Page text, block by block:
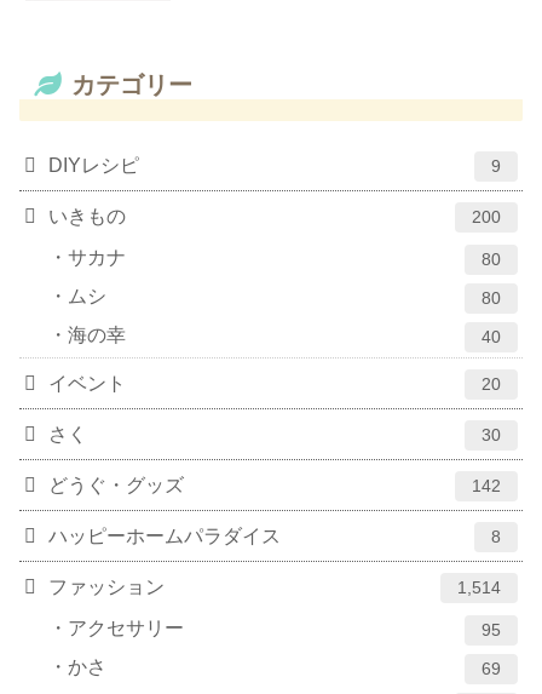
カテゴリー
DIYレシピ 9
いきもの 200
サカナ 80
ムシ 80
海の幸 40
イベント 20
さく 30
どうぐ・グッズ 142
ハッピーホームパラダイス 8
ファッション 1,514
アクセサリー 95
かさ 69